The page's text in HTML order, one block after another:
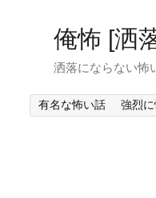
俺怖 [洒
洒落にならない怖
有名な怖い話 強烈